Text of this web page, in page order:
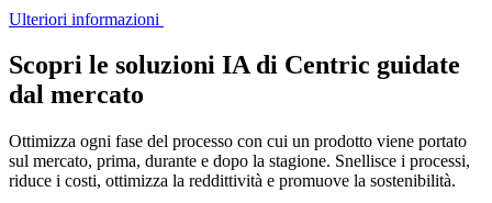
Ulteriori informazioni
Scopri le soluzioni IA di Centric guidate
dal mercato
Ottimizza ogni fase del processo con cui un prodotto viene portato
sul mercato, prima, durante e dopo la stagione. Snellisce i processi,
riduce i costi, ottimizza la reddittività e promuove la sostenibilità.